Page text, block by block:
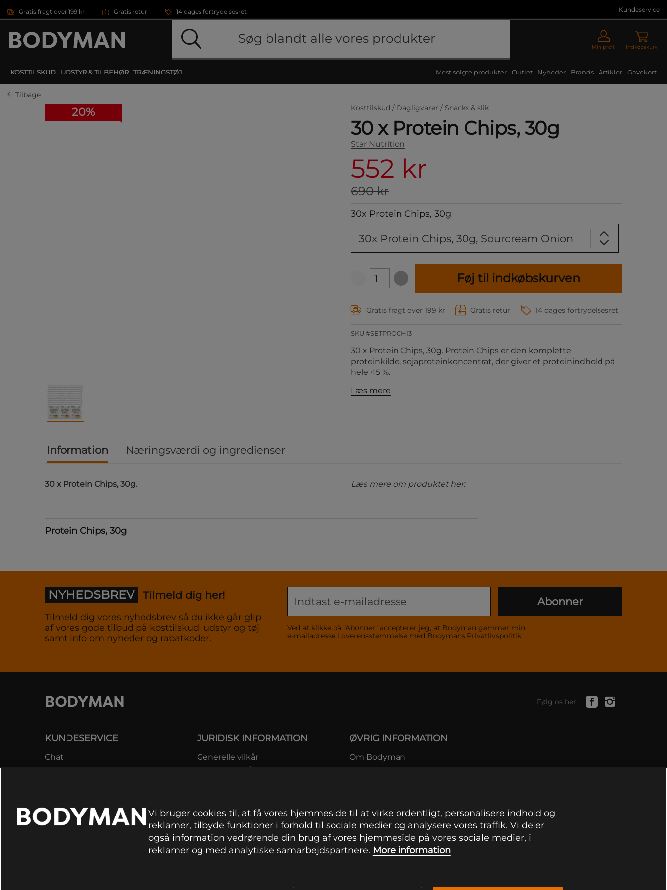
Gratis fragt over 199 kr Gratis retur 14 dages fortrydelsesret Kundeservice
Min profil Indkøbskurv
KOSTTILSKUD UDSTYR & TILBEHØR TRÆNINGSTØJ Mest solgte produkter Outlet Nyheder Brands Artikler Gavekort
Tilbage
20% Kosttilskud / Dagligvarer / Snacks & slik
30 x Protein Chips, 30g
Star Nutrition
552 kr
690 kr
30x Protein Chips, 30g
30x Protein Chips, 30g, Sourcream Onion
Føj til indkøbskurven
Gratis fragt over 199 kr Gratis retur 14 dages fortrydelsesret
SKU #SETPROCHI3
30 x Protein Chips, 30g. Protein Chips er den komplette
proteinkilde, sojaproteinkoncentrat, der giver et proteinindhold på
hele 45 %.
Læs mere
Information Næringsværdi og ingredienser
30 x Protein Chips, 30g. Læs mere om produktet her:
Protein Chips, 30g
NYHEDSBREV Tilmeld dig her!
Tilmeld dig vores nyhedsbrev så du ikke går glip
af vores gode tilbud på kosttilskud, udstyr og tøj
samt info om nyheder og rabatkoder.
Ved at klikke på "Abonner" accepterer jeg, at Bodyman gemmer min
e-mailadresse i overensstemmelse med Bodymans Privatlivspolitik.
Abonner
Følg os her:
KUNDESERVICE
Chat
Kontakt
Reklamer
FAQ
JURIDISK INFORMATION
Generelle vilkår
Betalingsvilkår
Leveringsinformation
Prisgaranti
Information om fortrydelsesret og
reklamationer
ØVRIG INFORMATION
Om Bodyman
Gavekort
Vi bruger cookies til, at få vores hjemmeside til at virke ordentligt, personalisere indhold og
reklamer, tilbyde funktioner i forhold til sociale medier og analysere vores traffik. Vi deler
også information vedrørende din brug af vores hjemmeside på vores sociale medier, i
reklamer og med analytiske samarbejdspartnere. More information